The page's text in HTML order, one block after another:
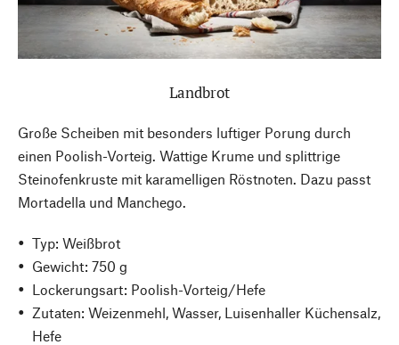
Landbrot
Große Scheiben mit besonders luftiger Porung durch
einen Poolish-Vorteig. Wattige Krume und splittrige
Steinofenkruste mit karamelligen Röstnoten. Dazu passt
Mortadella und Manchego.
Typ: Weißbrot
Gewicht: 750 g
Lockerungsart: Poolish-Vorteig/Hefe
Zutaten: Weizenmehl, Wasser, Luisenhaller Küchensalz,
Hefe